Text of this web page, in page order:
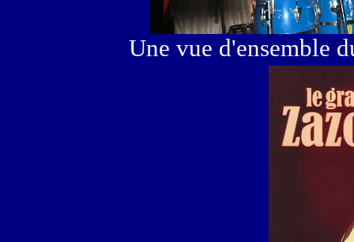
Une vue d'ensemble